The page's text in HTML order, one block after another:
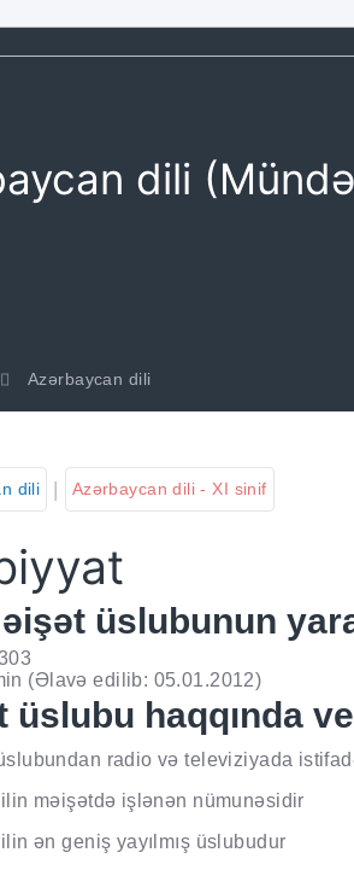
dili
Azərbaycan dili
dili Azərbaycan dili - XI sinif
üslubunun
(Əlavə edilib: 05.01.2012)
üslubu haqqında
radio və televiziyada
məişətdə işlənən nümunəsidir
ən geniş yayılmış üslubudur